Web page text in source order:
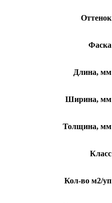
Оттенок
Фаска
Длина, мм
Ширина, мм
Толщина, мм
Класс
Кол-во м2/уп